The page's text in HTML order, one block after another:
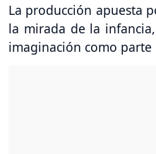
La producción apuesta
la mirada de la
imaginación como